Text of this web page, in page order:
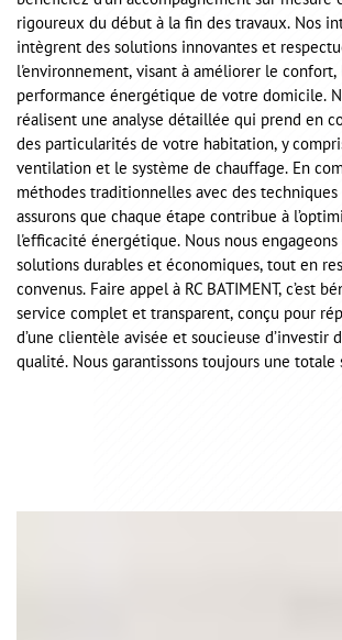
rigoureux du début à la fin des travaux. Nos
intègrent des solutions innovantes et
l'environnement, visant à améliorer le
performance énergétique de votre domicile.
réalisent une analyse détaillée qui prend en
des particularités de votre habitation, y
ventilation et le système de chauffage. En
méthodes traditionnelles avec des techniques
assurons que chaque étape contribue à
l'efficacité énergétique. Nous nous
solutions durables et économiques, tout en
convenus. Faire appel à RC BATIMENT, c’est
service complet et transparent, conçu pour
d’une clientèle avisée et soucieuse d’investir
qualité. Nous garantissons toujours une totale